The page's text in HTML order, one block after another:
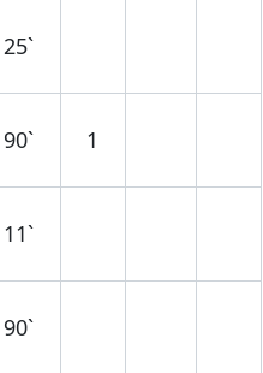
25`
90` 1
11`
90`